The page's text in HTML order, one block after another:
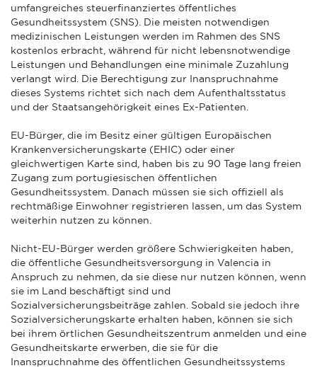
umfangreiches steuerfinanziertes öffentliches
Gesundheitssystem (SNS). Die meisten notwendigen
medizinischen Leistungen werden im Rahmen des SNS
kostenlos erbracht, während für nicht lebensnotwendige
Leistungen und Behandlungen eine minimale Zuzahlung
verlangt wird. Die Berechtigung zur Inanspruchnahme
dieses Systems richtet sich nach dem Aufenthaltsstatus
und der Staatsangehörigkeit eines Ex-Patienten.
EU-Bürger, die im Besitz einer gültigen Europäischen
Krankenversicherungskarte (EHIC) oder einer
gleichwertigen Karte sind, haben bis zu 90 Tage lang freien
Zugang zum portugiesischen öffentlichen
Gesundheitssystem. Danach müssen sie sich offiziell als
rechtmäßige Einwohner registrieren lassen, um das System
weiterhin nutzen zu können.
Nicht-EU-Bürger werden größere Schwierigkeiten haben,
die öffentliche Gesundheitsversorgung in Valencia in
Anspruch zu nehmen, da sie diese nur nutzen können, wenn
sie im Land beschäftigt sind und
Sozialversicherungsbeiträge zahlen. Sobald sie jedoch ihre
Sozialversicherungskarte erhalten haben, können sie sich
bei ihrem örtlichen Gesundheitszentrum anmelden und eine
Gesundheitskarte erwerben, die sie für die
Inanspruchnahme des öffentlichen Gesundheitssystems